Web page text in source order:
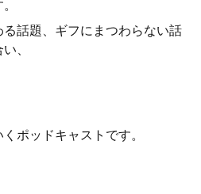
話題、ギフにまつわらない話
、
ポッドキャストです。